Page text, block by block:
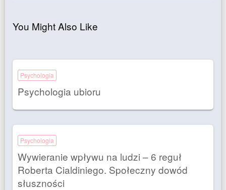
You Might Also Like
Psychologia
Psychologia ubioru
Psychologia
Wywieranie wpływu na ludzi – 6 reguł
Roberta Cialdiniego. Społeczny dowód
słuszności